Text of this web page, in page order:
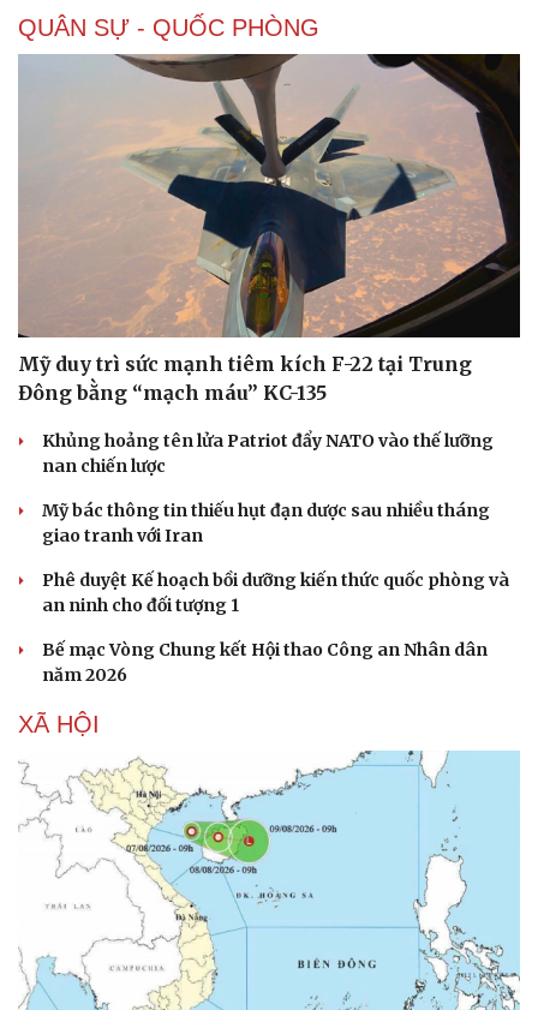
Sân khấu - Điện ảnh
Âm nhạc
Di sản
Giải trí
Nghệ sĩ
Sao Việt
QUÂN SỰ - QUỐC PHÒNG
Mỹ duy trì sức mạnh tiêm kích F-22 tại Trung
Đông bằng “mạch máu” KC-135
Khủng hoảng tên lửa Patriot đẩy NATO vào thế lưỡng
nan chiến lược
Mỹ bác thông tin thiếu hụt đạn dược sau nhiều tháng
giao tranh với Iran
Phê duyệt Kế hoạch bồi dưỡng kiến thức quốc phòng và
an ninh cho đối tượng 1
Bế mạc Vòng Chung kết Hội thao Công an Nhân dân
năm 2026
XÃ HỘI